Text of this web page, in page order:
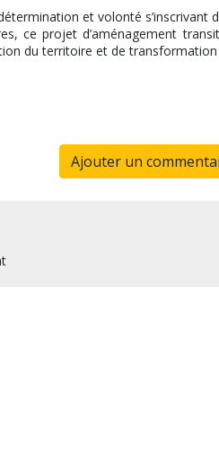
et volonté s’inscrivant
ce projet d’aménagement
du territoire et de
Ajouter un